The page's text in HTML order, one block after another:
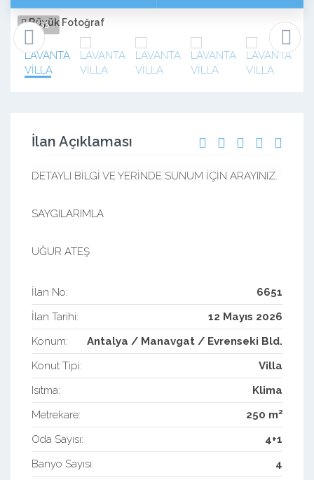
1 / 35
Büyük Fotoğraf
İlan Açıklaması
DETAYLI BİLGİ VE YERİNDE SUNUM İÇİN ARAYINIZ.
SAYGILARIMLA
UĞUR ATEŞ
İlan No:
6651
İlan Tarihi:
12 Mayıs 2026
Konum:
Antalya / Manavgat / Evrenseki Bld.
Konut Tipi:
Villa
Isıtma:
Klima
Metrekare:
250 m2
Oda Sayısı:
4+1
Banyo Sayısı:
4